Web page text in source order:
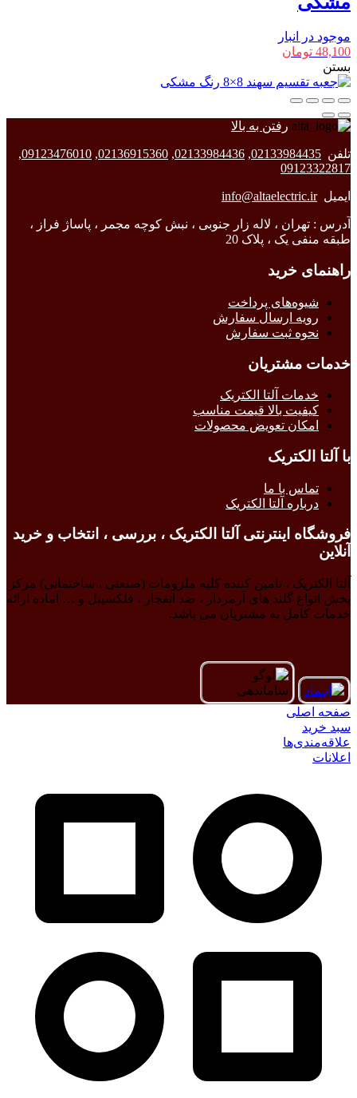
موجود در انبار
48,100 تومان
بستن
رفتن به بالا
تلفن 02133984435
,
02133984436
,
02136915360
,
09123476010
,
09123322817
ایمیلinfo@altaelectric.ir
آدرس : تهران ، لاله زار جنوبی ، نبش کوچه مجمر ، پاساژ فراز ،
طبقه منفی یک ، پلاک 20
راهنمای خرید
شیوه‌های پرداخت
رویه ارسال سفارش
نحوه ثبت سفارش
خدمات مشتریان
خدمات آلتا الکتریک
کیفیت بالا قیمت مناسب
امکان تعویض محصولات
با آلتا الکتریک
تماس با ما
درباره آلتا الکتریک
فروشگاه اینترنتی آلتا الکتریک ، بررسی ، انتخاب و خرید
آنلاین
آلتا الکتریک ، تامین کننده کلیه ملزومات (صنعتی ، ساختمانی) مرکز
پخش انواع گلند های آرمردار ، ضد انفجار ، فلکسیبل و … آماده ارائه
خدمات کامل به مشتریان می باشد.
صفحه اصلی
سبد خرید
علاقه‌مندی‌ها
اعلانات